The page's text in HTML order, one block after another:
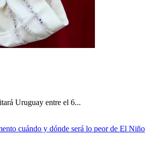
Uruguay entre el 6...